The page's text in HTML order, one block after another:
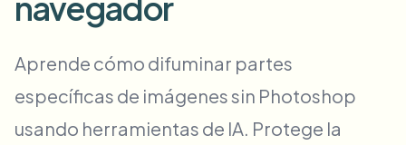
Cambio de cara - Video
Inteligencia de video
Desenfoque masivo de rostros
Desenfocar cualquier cosa
Zonas empresariales, políticas y revisión
API & SDK
Aprende cómo difuminar partes
específicas de imágenes sin Photoshop
usando herramientas de IA. Protege la